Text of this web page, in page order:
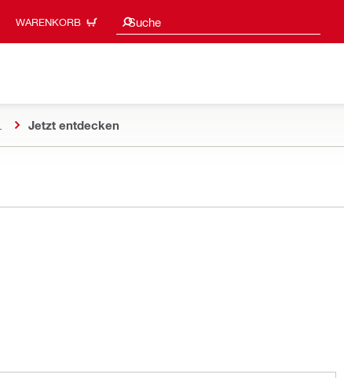
WARENKORB Suche
Suchvorschläge
Jetzt entdecken